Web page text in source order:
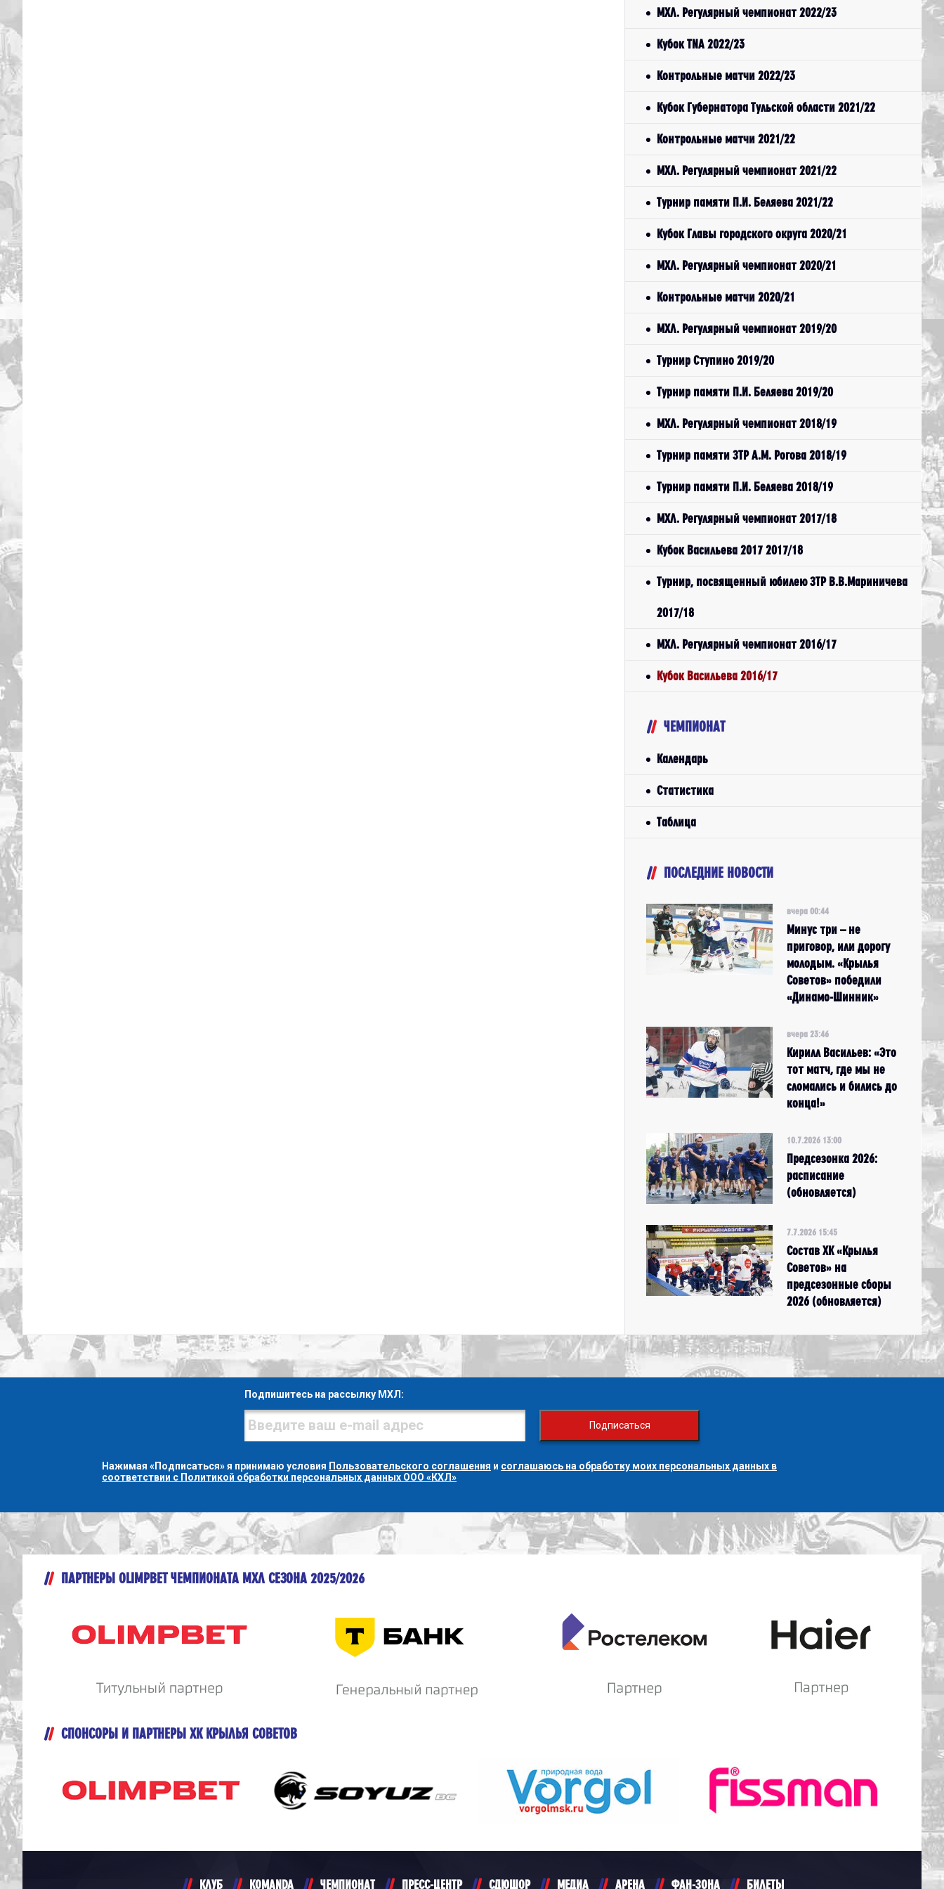
МХЛ. Регулярный чемпионат 2022/23
Кубок TNA 2022/23
Контрольные матчи 2022/23
Кубок Губернатора Тульской области 2021/22
Контрольные матчи 2021/22
МХЛ. Регулярный чемпионат 2021/22
Турнир памяти П.И. Беляева 2021/22
Кубок Главы городского округа 2020/21
МХЛ. Регулярный чемпионат 2020/21
Контрольные матчи 2020/21
МХЛ. Регулярный чемпионат 2019/20
Турнир Ступино 2019/20
Турнир памяти П.И. Беляева 2019/20
МХЛ. Регулярный чемпионат 2018/19
Турнир памяти ЗТР А.М. Рогова 2018/19
Турнир памяти П.И. Беляева 2018/19
МХЛ. Регулярный чемпионат 2017/18
Кубок Васильева 2017 2017/18
Турнир, посвященный юбилею ЗТР В.В.Мариничева
2017/18
МХЛ. Регулярный чемпионат 2016/17
Кубок Васильева 2016/17
ЧЕМПИОНАТ
Календарь
Статистика
Таблица
ПОСЛЕДНИЕ НОВОСТИ
вчера 00:44
Минус три – не
приговор, или дорогу
молодым. «Крылья
Советов» победили
«Динамо-Шинник»
вчера 23:46
Кирилл Васильев: «Это
тот матч, где мы не
сломались и бились до
конца!»
10.7.2026 13:00
Предсезонка 2026:
расписание
(обновляется)
7.7.2026 15:45
Состав ХК «Крылья
Советов» на
предсезонные сборы
2026 (обновляется)
Подпишитесь на рассылку МХЛ:
Подписаться
Нажимая «Подписаться» я принимаю условия Пользовательского соглашения и соглашаюсь на обработку моих персональных данных в
соответствии с Политикой обработки персональных данных ООО «КХЛ»
ПАРТНЕРЫ OLIMPBET ЧЕМПИОНАТА МХЛ СЕЗОНА 2025/2026
СПОНСОРЫ И ПАРТНЕРЫ ХК КРЫЛЬЯ СОВЕТОВ
КЛУБ KOMANDA ЧЕМПИОНАТ ПРЕСС-ЦЕНТР СДЮШОР МЕДИА АРЕНА ФАН-ЗОНА БИЛЕТЫ